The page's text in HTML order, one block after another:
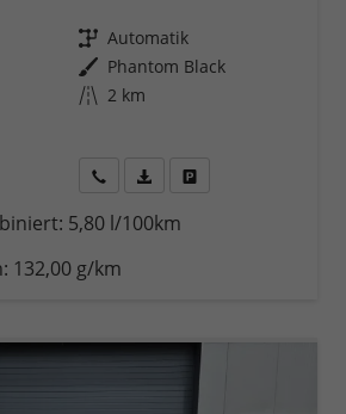
Getriebe Automatik
Außenfarbe Phantom Black
Kilometerstand 2 km
anfordern
Datei,
5,80 l/100km
132,00 g/km